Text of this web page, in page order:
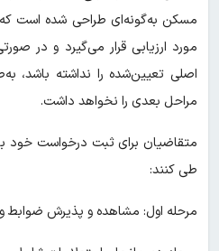
مسکن به‌گونه‌ای طراحی شده است که
مورد ارزیابی قرار می‌گیرد و در
اصلی تعیین‌شده را نداشته باشد،
مراحل بعدی را نخواهد داشت.
متقاضیان برای ثبت درخواست خود
طی کنند:
مرحله اول: مشاهده و پذیرش ضوابط